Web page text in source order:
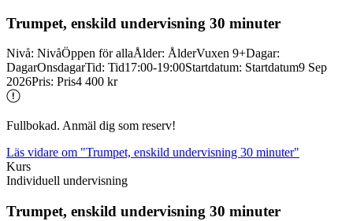
Trumpet, enskild undervisning 30 minuter
Nivå: NivåÖppen för allaÅlder: ÅlderVuxen 9+Dagar:
DagarOnsdagarTid: Tid17:00-19:00Startdatum: Startdatum9 Sep
2026Pris: Pris4 400 kr
Fullbokad. Anmäl dig som reserv!
Läs vidare om "Trumpet, enskild undervisning 30 minuter"
Kurs
Individuell undervisning
Trumpet, enskild undervisning 30 minuter